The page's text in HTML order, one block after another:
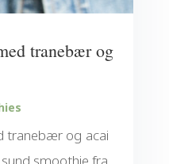
tranebær og
tranebær og acai
smoothie fra